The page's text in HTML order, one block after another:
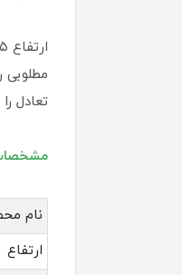
مطلوبی
تعادل
نام
ارتفاع